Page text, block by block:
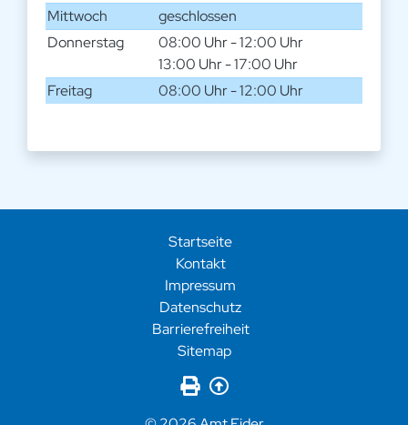
Mittwoch
geschlossen
Donnerstag
08:00 Uhr - 12:00 Uhr
13:00 Uhr - 17:00 Uhr
Freitag
08:00 Uhr - 12:00 Uhr
Startseite
Kontakt
Impressum
Datenschutz
Barrierefreiheit
Sitemap
Seite drucken
Zurück nach oben